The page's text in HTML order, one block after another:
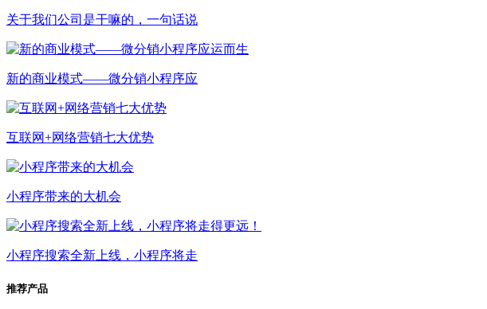
关于我们公司是干嘛的，一句话说
新的商业模式——微分销小程序应
互联网+网络营销七大优势
小程序带来的大机会
小程序搜索全新上线，小程序将走
推荐产品